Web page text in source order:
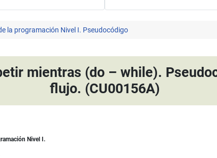
la programación Nivel I. Pseudocódigo
mientras (do – while).
flujo. (CU00156A)
Nivel I.